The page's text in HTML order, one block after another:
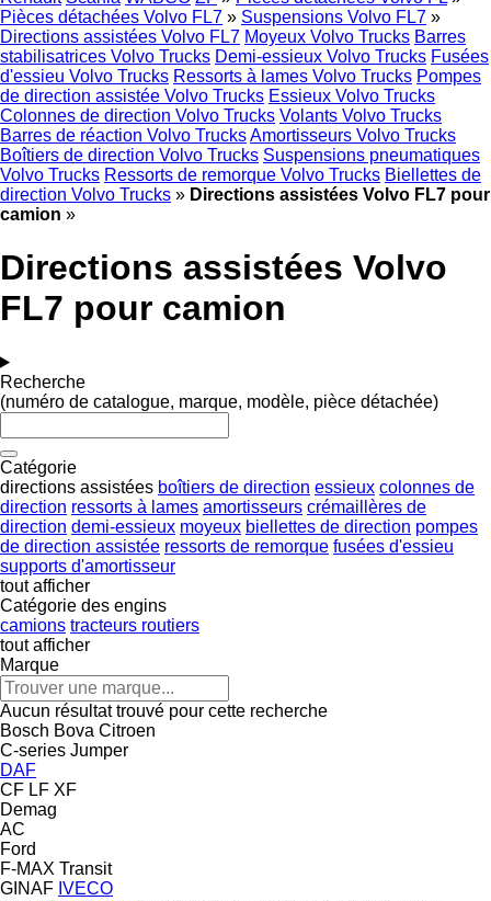
Pièces détachées Volvo FL7 » Suspensions Volvo FL7 »
Directions assistées Volvo FL7 Moyeux Volvo Trucks Barres
stabilisatrices Volvo Trucks Demi-essieux Volvo Trucks Fusées
d'essieu Volvo Trucks Ressorts à lames Volvo Trucks Pompes
de direction assistée Volvo Trucks Essieux Volvo Trucks
Colonnes de direction Volvo Trucks Volants Volvo Trucks
Barres de réaction Volvo TrucksAmortisseurs Volvo Trucks
Boîtiers de direction Volvo Trucks Suspensions pneumatiques
Volvo Trucks Ressorts de remorque Volvo Trucks Biellettes de
direction Volvo Trucks » Directions assistées Volvo FL7 pour
camion »
Directions assistées Volvo
FL7 pour camion
Recherche
(numéro de catalogue, marque, modèle, pièce détachée)
Catégorie
directions assistées boîtiers de direction essieux colonnes de
direction ressorts à lames amortisseurs crémaillères de
direction demi-essieux moyeux biellettes de direction pompes
de direction assistée ressorts de remorque fusées d'essieu
supports d'amortisseur
tout afficher
Catégorie des engins
camions tracteurs routiers
tout afficher
Marque
Aucun résultat trouvé pour cette recherche
Bosch Bova Citroen
C-series Jumper
DAF
CF LF XF
Demag
AC
Ford
F-MAX Transit
GINAF IVECO